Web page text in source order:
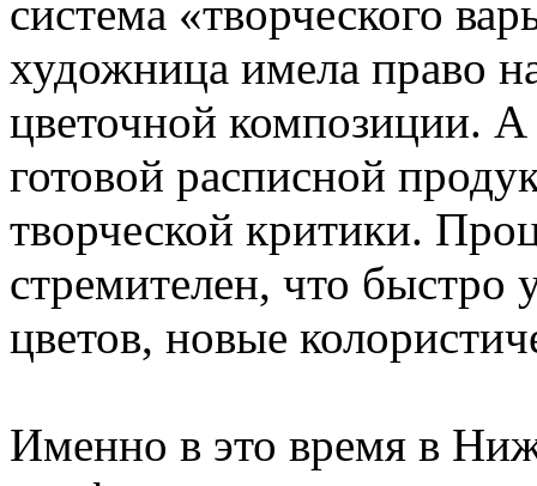
система «творческого
художница имела право
цветочной композиции.
готовой расписной
творческой критики.
стремителен, что
цветов, новые
Именно в это время в